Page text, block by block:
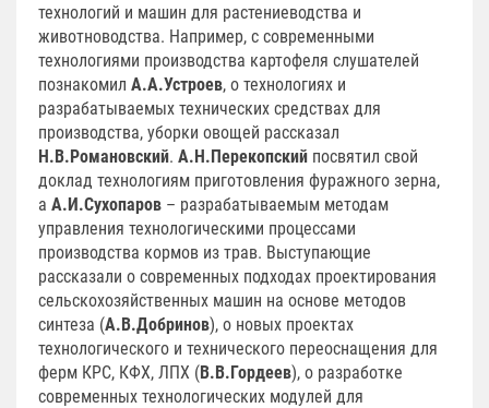
технологий и машин для растениеводства и
животноводства. Например, с современными
технологиями производства картофеля слушателей
познакомил А.А.Устроев, о технологиях и
разрабатываемых технических средствах для
производства, уборки овощей рассказал
Н.В.Романовский. А.Н.Перекопский посвятил свой
доклад технологиям приготовления фуражного зерна,
а А.И.Сухопаров – разрабатываемым методам
управления технологическими процессами
производства кормов из трав. Выступающие
рассказали о современных подходах проектирования
сельскохозяйственных машин на основе методов
синтеза (А.В.Добринов), о новых проектах
технологического и технического переоснащения для
ферм КРС, КФХ, ЛПХ (В.В.Гордеев), о разработке
современных технологических модулей для